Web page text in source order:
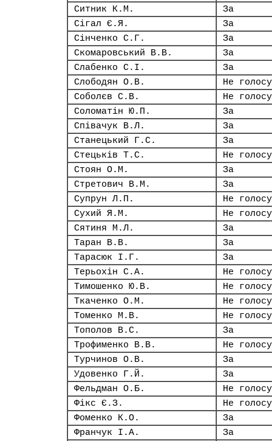
Ситник К.М.
За
Сігал Є.Я.
За
Сінченко С.Г.
За
Скомаровський В.В.
За
Слабенко С.І.
За
Слободян О.В.
Не
Соболєв С.В.
Не
Соломатін Ю.П.
За
Співачук В.Л.
За
Станецький Г.С.
За
Стецьків Т.С.
Не
Стоян О.М.
За
Стретович В.М.
За
Супрун Л.П.
Не
Сухий Я.М.
Не
Сятиня М.Л.
За
Таран В.В.
За
Тарасюк І.Г.
За
Терьохін С.А.
Не
Тимошенко Ю.В.
Не
Ткаченко О.М.
Не
Томенко М.В.
Не
Тополов В.С.
За
Трофименко В.В.
Не
Турчинов О.В.
За
Удовенко Г.Й.
За
Фельдман О.Б.
Не
Фікс Є.З.
Не
Фоменко К.О.
За
Франчук І.А.
За